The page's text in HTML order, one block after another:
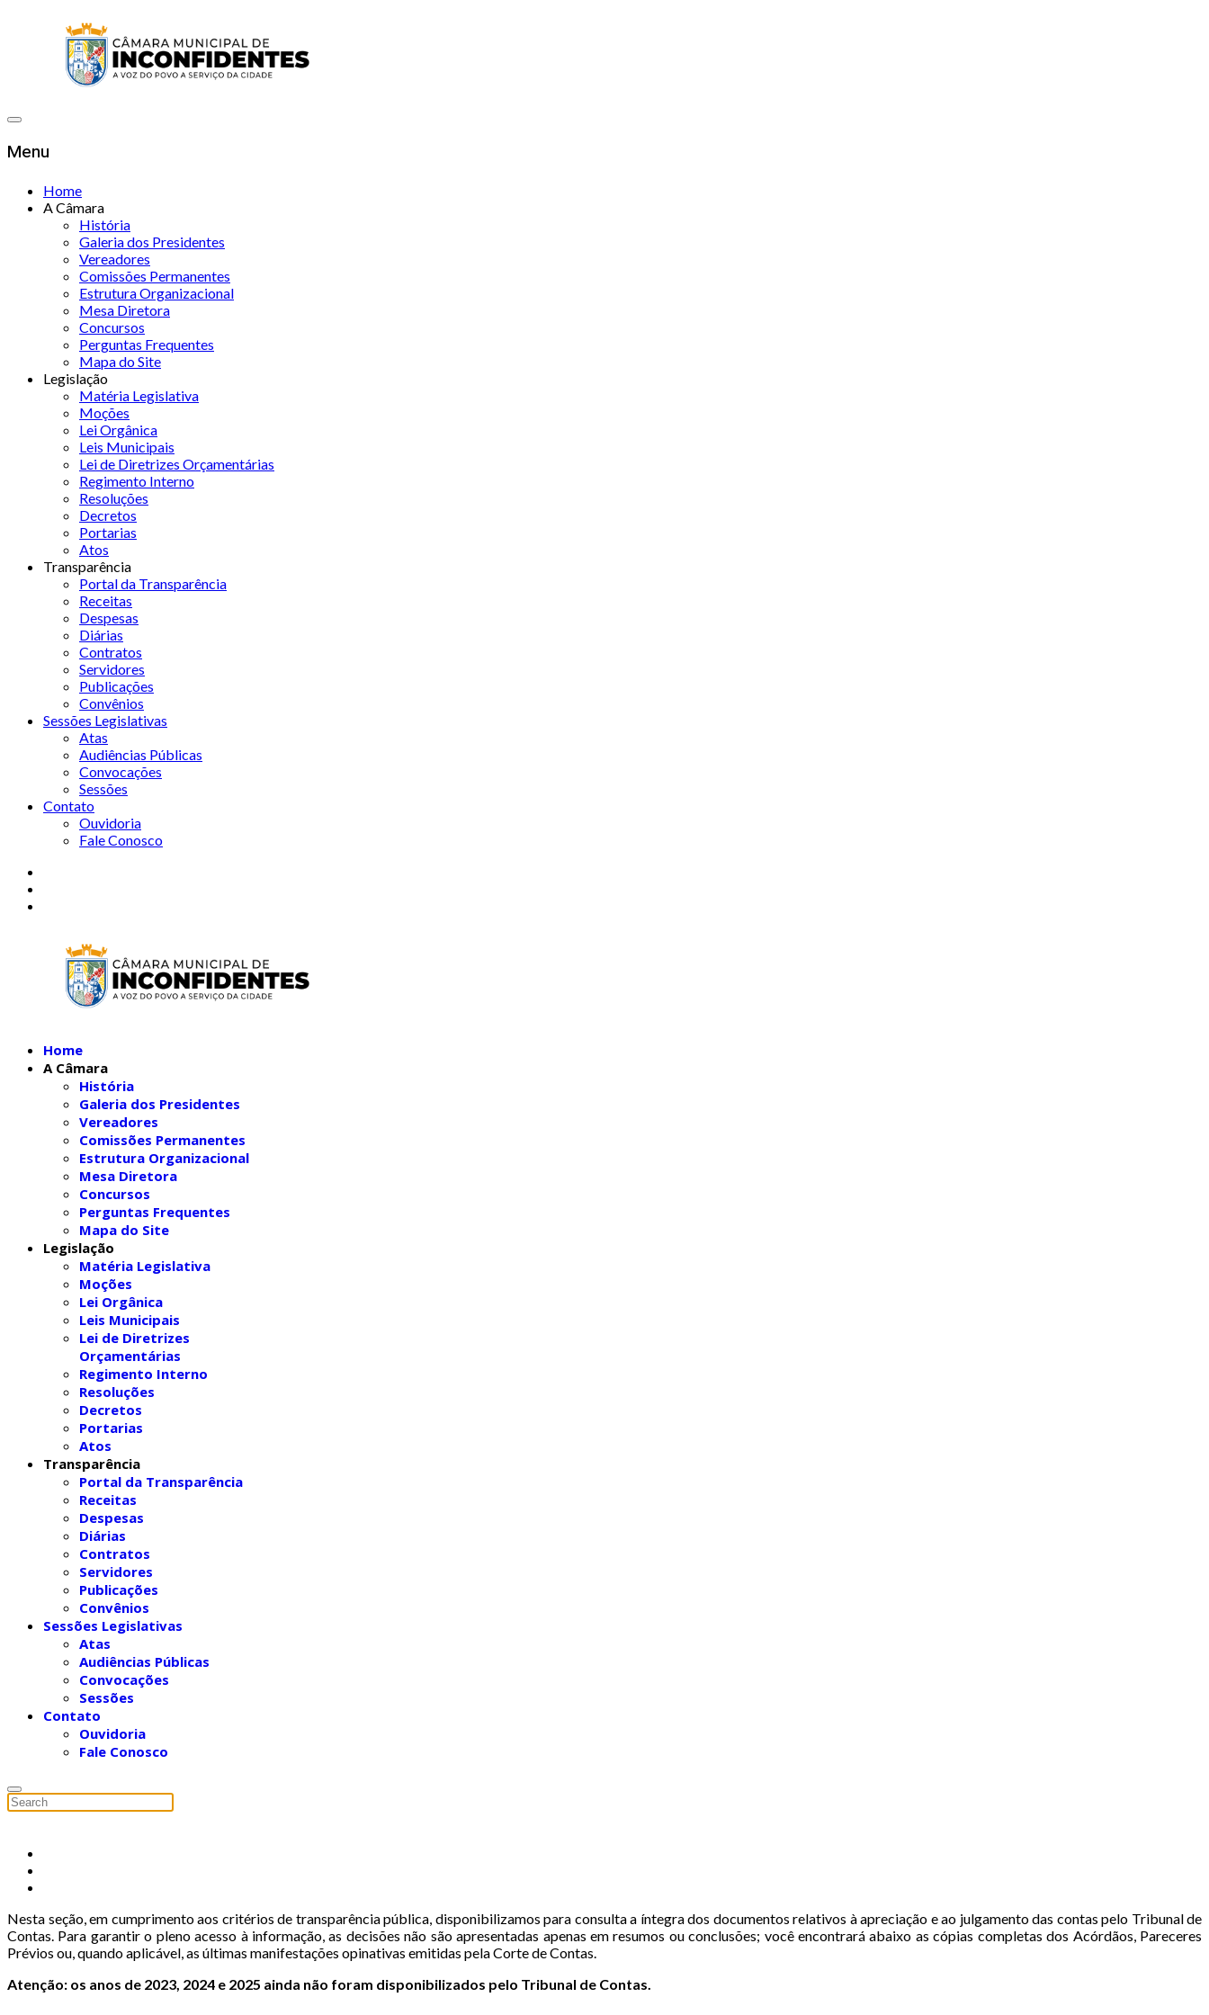
Menu
Home
A Câmara
História
Galeria dos Presidentes
Vereadores
Comissões Permanentes
Estrutura Organizacional
Mesa Diretora
Concursos
Perguntas Frequentes
Mapa do Site
Legislação
Matéria Legislativa
Moções
Lei Orgânica
Leis Municipais
Lei de Diretrizes Orçamentárias
Regimento Interno
Resoluções
Decretos
Portarias
Atos
Transparência
Portal da Transparência
Receitas
Despesas
Diárias
Contratos
Servidores
Publicações
Convênios
Sessões Legislativas
Atas
Audiências Públicas
Convocações
Sessões
Contato
Ouvidoria
Fale Conosco
Home
A Câmara
História
Galeria dos Presidentes
Vereadores
Comissões Permanentes
Estrutura Organizacional
Mesa Diretora
Concursos
Perguntas Frequentes
Mapa do Site
Legislação
Matéria Legislativa
Moções
Lei Orgânica
Leis Municipais
Lei de Diretrizes
Orçamentárias
Regimento Interno
Resoluções
Decretos
Portarias
Atos
Transparência
Portal da Transparência
Receitas
Despesas
Diárias
Contratos
Servidores
Publicações
Convênios
Sessões Legislativas
Atas
Audiências Públicas
Convocações
Sessões
Contato
Ouvidoria
Fale Conosco
Nesta seção, em cumprimento aos critérios de transparência pública, disponibilizamos para consulta a íntegra dos documentos relativos à apreciação e ao julgamento das contas pelo Tribunal de
Contas. Para garantir o pleno acesso à informação, as decisões não são apresentadas apenas em resumos ou conclusões; você encontrará abaixo as cópias completas dos Acórdãos, Pareceres
Prévios ou, quando aplicável, as últimas manifestações opinativas emitidas pela Corte de Contas.
Atenção: os anos de 2023, 2024 e 2025 ainda não foram disponibilizados pelo Tribunal de Contas.